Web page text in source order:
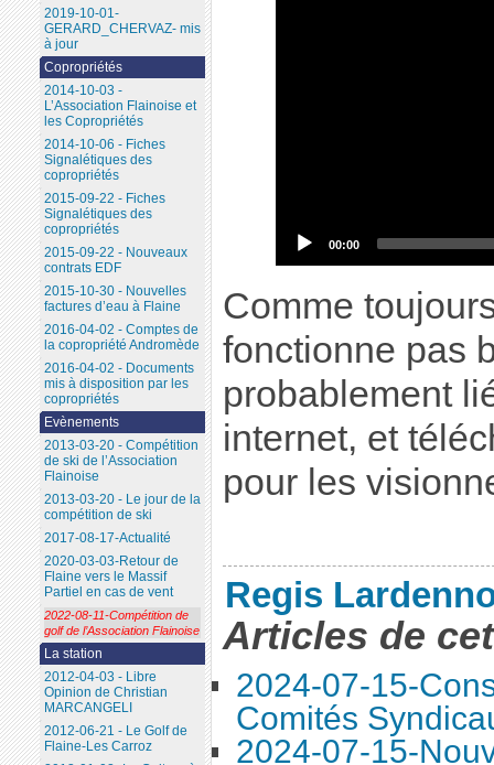
00:00
Comme
fonctionne pas
probablement
internet, et
pour les
Regis
Articles de
2024-07-15-
Comités
2024-07-15-
2019-10-01-
GERARD_CHERVAZ- mis
à jour
Copropriétés
2014-10-03 -
L’Association Flainoise et
les Copropriétés
2014-10-06 - Fiches
Signalétiques des
copropriétés
2015-09-22 - Fiches
Signalétiques des
copropriétés
2015-09-22 - Nouveaux
contrats EDF
2015-10-30 - Nouvelles
factures d’eau à Flaine
2016-04-02 - Comptes de
la copropriété Andromède
2016-04-02 - Documents
mis à disposition par les
copropriétés
Evènements
2013-03-20 - Compétition
de ski de l’Association
Flainoise
2013-03-20 - Le jour de la
compétition de ski
2017-08-17-Actualité
2020-03-03-Retour de
Flaine vers le Massif
Partiel en cas de vent
2022-08-11-Compétition de
golf de l’Association Flainoise
La station
2012-04-03 - Libre
Opinion de Christian
MARCANGELI
2012-06-21 - Le Golf de
Flaine-Les Carroz